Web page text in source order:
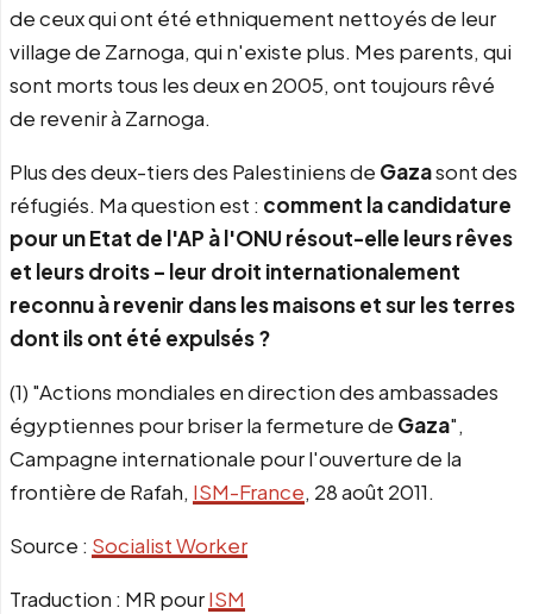
de ceux qui ont été ethniquement nettoyés de leur
village de Zarnoga, qui n'existe plus. Mes parents, qui
sont morts tous les deux en 2005, ont toujours rêvé
de revenir à Zarnoga.
Plus des deux-tiers des Palestiniens de Gazasont des
réfugiés. Ma question est : comment la candidature
pour un Etat de l'AP à l'ONU résout-elle leurs rêves
et leurs droits – leur droit internationalement
reconnu à revenir dans les maisons et sur les terres
dont ils ont été expulsés ?
(1) "Actions mondiales en direction des ambassades
égyptiennes pour briser la fermeture de Gaza",
Campagne internationale pour l'ouverture de la
frontière de Rafah, ISM-France, 28 août 2011.
Source : Socialist Worker
Traduction : MR pourISM